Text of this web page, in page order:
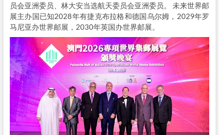
员会亚洲委员、林大安当选航天委员会亚洲委员。 未来世界邮
展主办国已知2028年有捷克布拉格和德国乌尔姆，2029年罗
马尼亚办世界邮展，2030年英国办世界邮展。